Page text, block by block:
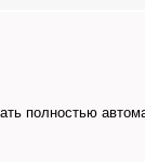
полностью